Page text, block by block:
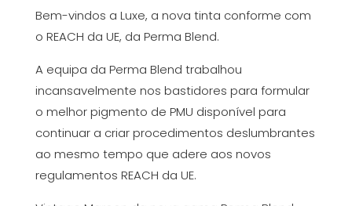
Maroon
15ml
Bem-vindos a Luxe, a nova tinta conforme com
o REACH da UE, da Perma Blend.
A equipa da Perma Blend trabalhou
incansavelmente nos bastidores para formular
o melhor pigmento de PMU disponível para
continuar a criar procedimentos deslumbrantes
ao mesmo tempo que adere aos novos
regulamentos REACH da UE.